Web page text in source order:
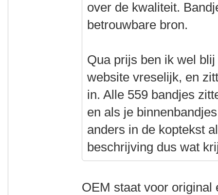
over de kwaliteit.
betrouwbare bron.
Qua prijs ben ik wel
website vreselijk, en
in. Alle 559 bandjes
en als je
anders in de koptekst
beschrijving dus wat
OEM staat voor original